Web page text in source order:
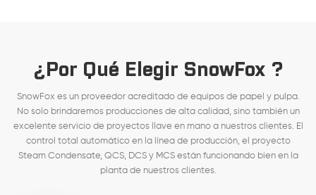
¿Por Qué Elegir SnowFox ?
SnowFox es un proveedor acreditado de equipos de papel y pulpa.
No solo brindaremos producciones de alta calidad, sino también un
excelente servicio de proyectos llave en mano a nuestros clientes. El
control total automático en la línea de producción, el proyecto
Steam Condensate, QCS, DCS y MCS están funcionando bien en la
planta de nuestros clientes.